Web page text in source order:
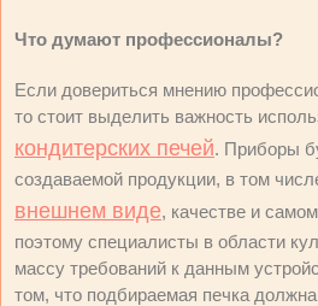
Что думают профессионалы?
Если довериться мнению
то стоит выделить важность
кондитерских печей. Приборы
создаваемой продукции, в том
внешнем виде, качестве и
поэтому специалисты в области
массу требований к данным
том, что подбираемая печка